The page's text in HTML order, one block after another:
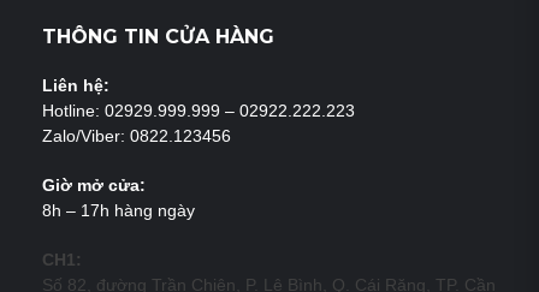
THÔNG TIN CỬA HÀNG
Liên hệ:
Hotline: 02929.999.999 – 02922.222.223
Zalo/Viber: 0822.123456
Giờ mở cửa:
8h – 17h hàng ngày
CH1:
Số 82, đường Trần Chiên, P. Lê Bình, Q. Cái Răng, TP. Cần